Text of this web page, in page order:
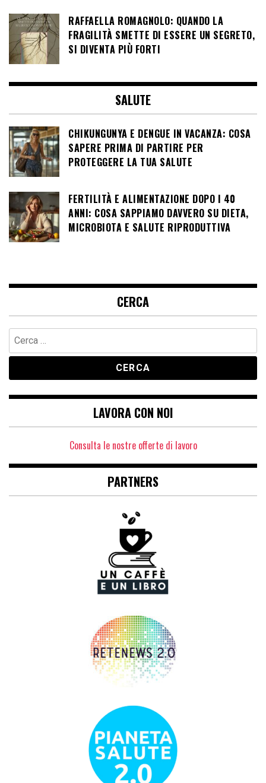
RAFFAELLA ROMAGNOLO: QUANDO LA
FRAGILITÀ SMETTE DI ESSERE UN SEGRETO,
SI DIVENTA PIÙ FORTI
SALUTE
CHIKUNGUNYA E DENGUE IN VACANZA: COSA
SAPERE PRIMA DI PARTIRE PER
PROTEGGERE LA TUA SALUTE
FERTILITÀ E ALIMENTAZIONE DOPO I 40
ANNI: COSA SAPPIAMO DAVVERO SU DIETA,
MICROBIOTA E SALUTE RIPRODUTTIVA
CERCA
Ricerca
per:
LAVORA CON NOI
Consulta le nostre offerte di lavoro
PARTNERS